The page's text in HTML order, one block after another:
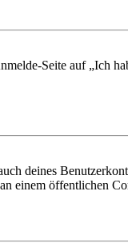
Seite auf „Ich
deines
einem öffentlichen